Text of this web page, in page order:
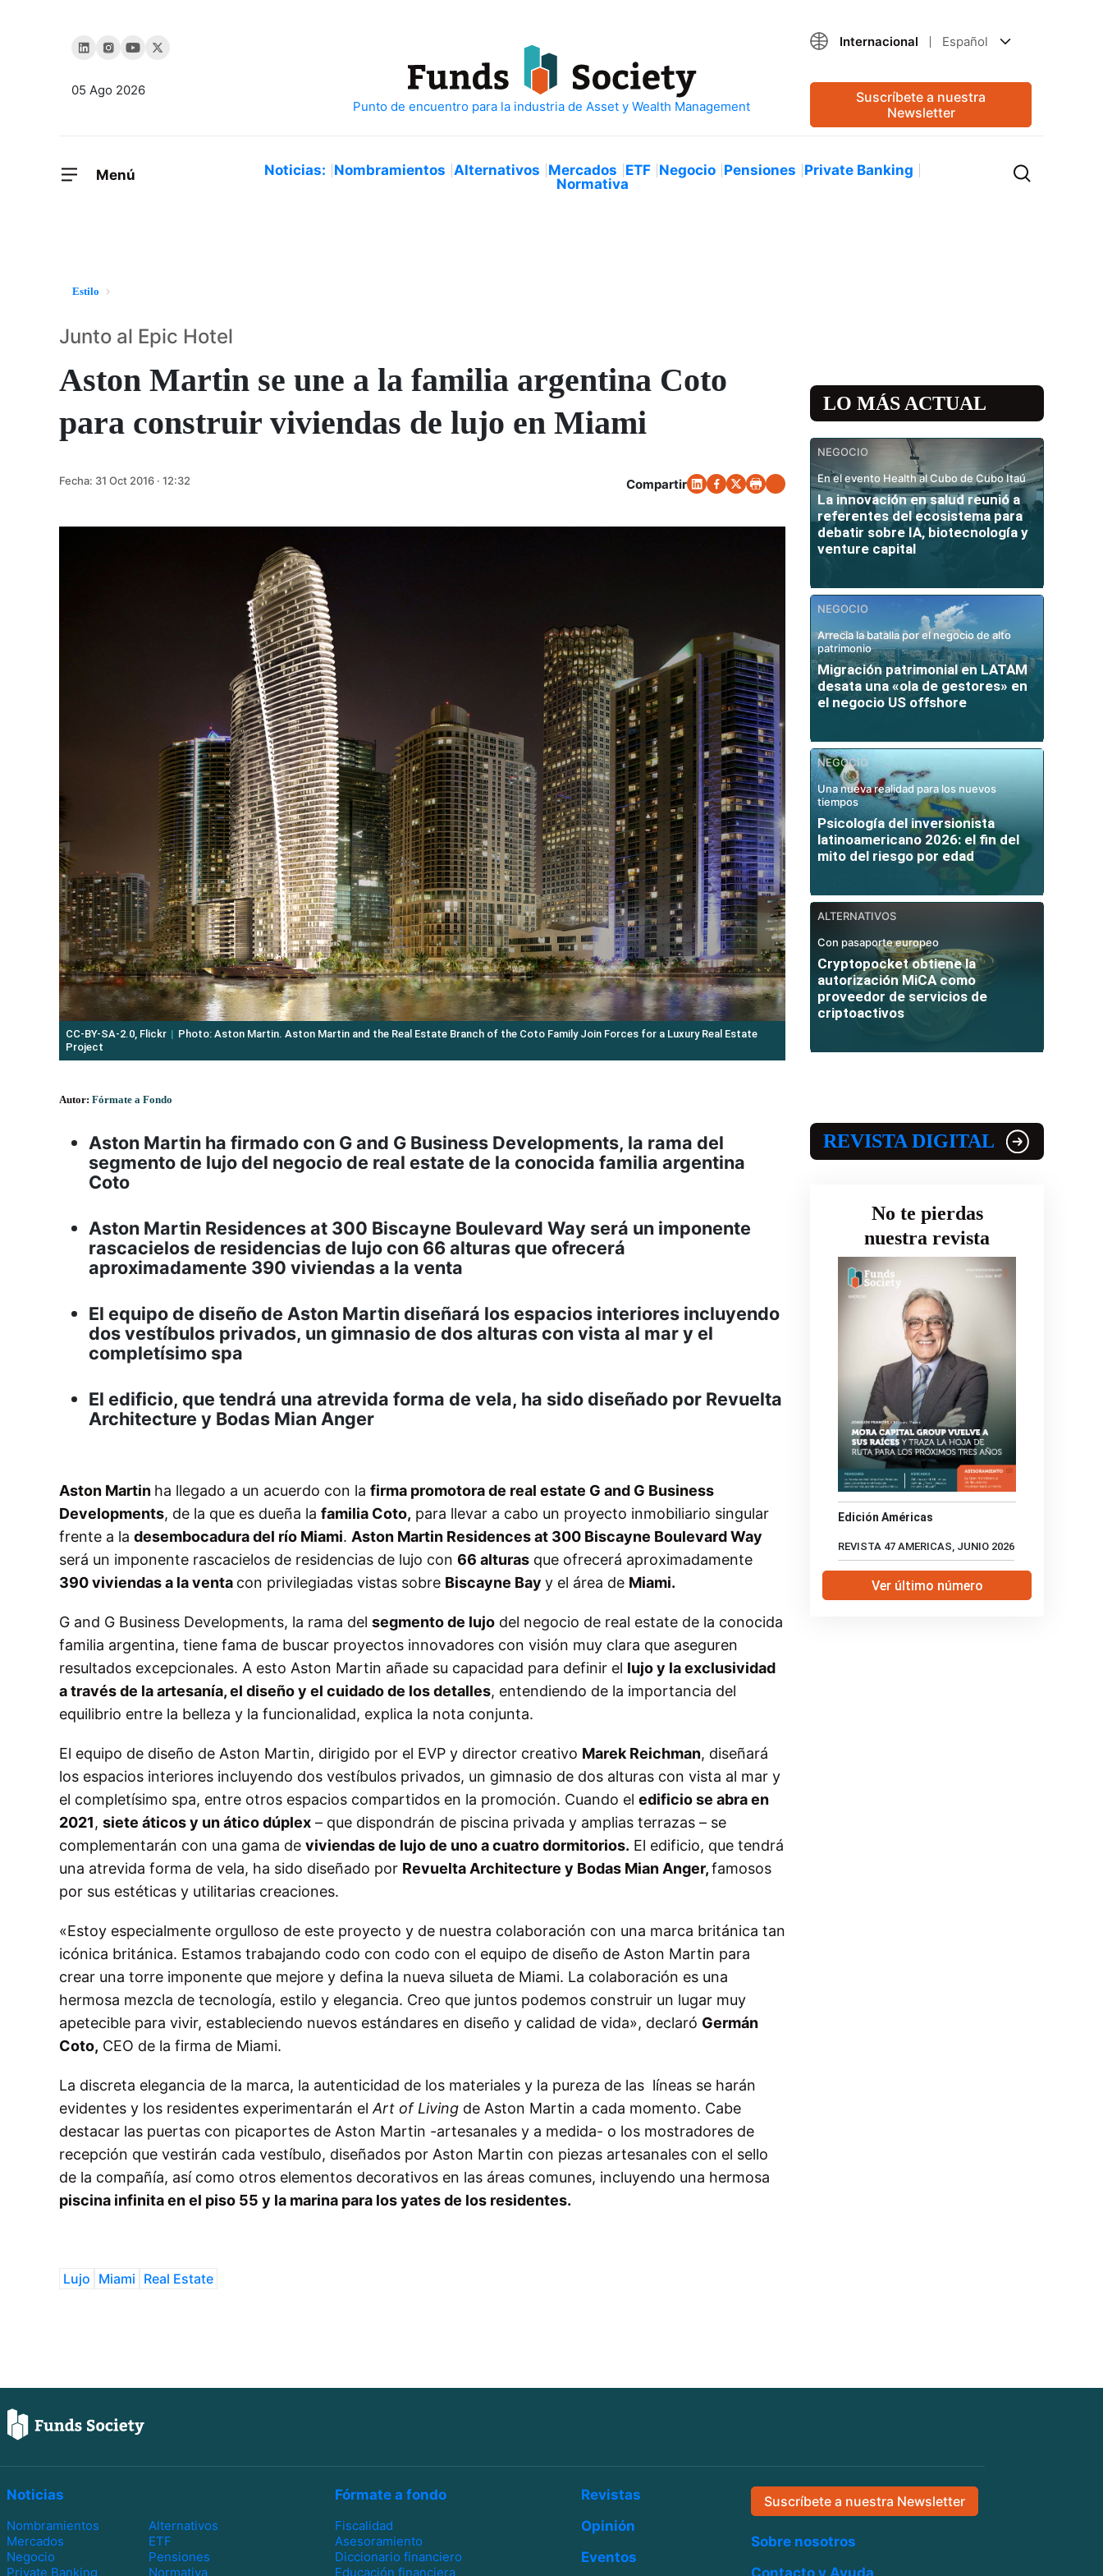
05 Ago 2026
Internacional Español
Suscríbete a nuestra
Newsletter
Menú Noticias: Nombramientos Alternativos Mercados ETF Negocio Pensiones Private Banking
Normativa
Estilo
Aston Martin se une a la familia argentina Coto
para construir viviendas de lujo en Miami
Junto al Epic Hotel
Fecha: 31 Oct 2016 · 12:32 Compartir
CC-BY-SA-2.0, Flickr
Photo: Aston Martin. Aston Martin and the Real Estate Branch of the Coto Family Join Forces for a Luxury Real Estate
Project
Autor: Fórmate a Fondo
Aston Martin ha firmado con G and G Business Developments, la rama del
segmento de lujo del negocio de real estate de la conocida familia argentina
Coto
Aston Martin Residences at 300 Biscayne Boulevard Way será un imponente
rascacielos de residencias de lujo con 66 alturas que ofrecerá
aproximadamente 390 viviendas a la venta
El equipo de diseño de Aston Martin diseñará los espacios interiores incluyendo
dos vestíbulos privados, un gimnasio de dos alturas con vista al mar y el
completísimo spa
El edificio, que tendrá una atrevida forma de vela, ha sido diseñado por Revuelta
Architecture y Bodas Mian Anger
Aston Martin ha llegado a un acuerdo con la firma promotora de real estate G and G Business
Developments, de la que es dueña la familia Coto, para llevar a cabo un proyecto inmobiliario singular
frente a la desembocadura del río Miami. Aston Martin Residences at 300 Biscayne Boulevard Way
será un imponente rascacielos de residencias de lujo con 66 alturas que ofrecerá aproximadamente
390 viviendas a la venta con privilegiadas vistas sobre Biscayne Bay y el área de Miami.
G and G Business Developments, la rama del segmento de lujo del negocio de real estate de la conocida
familia argentina, tiene fama de buscar proyectos innovadores con visión muy clara que aseguren
resultados excepcionales. A esto Aston Martin añade su capacidad para definir el lujo y la exclusividad
a través de la artesanía, el diseño y el cuidado de los detalles, entendiendo de la importancia del
equilibrio entre la belleza y la funcionalidad, explica la nota conjunta.
El equipo de diseño de Aston Martin, dirigido por el EVP y director creativo Marek Reichman, diseñará
los espacios interiores incluyendo dos vestíbulos privados, un gimnasio de dos alturas con vista al mar y
el completísimo spa, entre otros espacios compartidos en la promoción. Cuando el edificio se abra en
2021, siete áticos y un ático dúplex – que dispondrán de piscina privada y amplias terrazas – se
complementarán con una gama de viviendas de lujo de uno a cuatro dormitorios. El edificio, que tendrá
una atrevida forma de vela, ha sido diseñado por Revuelta Architecture y Bodas Mian Anger,famosos
por sus estéticas y utilitarias creaciones.
«Estoy especialmente orgulloso de este proyecto y de nuestra colaboración con una marca británica tan
icónica británica. Estamos trabajando codo con codo con el equipo de diseño de Aston Martin para
crear una torre imponente que mejore y defina la nueva silueta de Miami. La colaboración es una
hermosa mezcla de tecnología, estilo y elegancia. Creo que juntos podemos construir un lugar muy
apetecible para vivir, estableciendo nuevos estándares en diseño y calidad de vida», declaró Germán
Coto, CEO de la firma de Miami.
La discreta elegancia de la marca, la autenticidad de los materiales y la pureza de las líneas se harán
evidentes y los residentes experimentarán elArt of Living de Aston Martin a cada momento. Cabe
destacar las puertas con picaportes de Aston Martin -artesanales y a medida- o los mostradores de
recepción que vestirán cada vestíbulo, diseñados por Aston Martin con piezas artesanales con el sello
de la compañía, así como otros elementos decorativos en las áreas comunes, incluyendo una hermosa
piscina infinita en el piso 55 y la marina para los yates de los residentes.
Lujo Miami Real Estate
LO MÁS ACTUAL
NEGOCIO
En el evento Health al Cubo de Cubo Itaú
La innovación en salud reunió a
referentes del ecosistema para
debatir sobre IA, biotecnología y
venture capital
NEGOCIO
Arrecia la batalla por el negocio de alto
patrimonio
Migración patrimonial en LATAM
desata una «ola de gestores» en
el negocio US offshore
NEGOCIO
Una nueva realidad para los nuevos
tiempos
Psicología del inversionista
latinoamericano 2026: el fin del
mito del riesgo por edad
ALTERNATIVOS
Con pasaporte europeo
Cryptopocket obtiene la
autorización MiCA como
proveedor de servicios de
criptoactivos
REVISTA DIGITAL
No te pierdas
nuestra revista
Edición Américas
REVISTA 47 AMERICAS, JUNIO 2026
Ver último número
Noticias
Nombramientos
Alternativos
Mercados
ETF
Negocio
Pensiones
Private Banking
Normativa
Fórmate a fondo
Fiscalidad
Asesoramiento
Diccionario financiero
Educación financiera
Revistas
Opinión
Eventos
Suscríbete a nuestra Newsletter
Sobre nosotros